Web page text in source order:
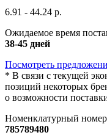
6.91 - 44.24 р.
Ожидаемое время
38-45 дней
Посмотреть
* В связи с текущей
позиций некоторых
о возможности
Номенклатурный
785789480